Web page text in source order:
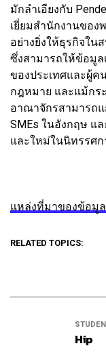
มักลำเอียงกับ
เยี่ยมสำนักงานของ
อย่างยิ่งให้ธุรกิจใ
ซึ่งสามารถให้ข้อมูล
ของประเทศและผู้ค
กฎหมาย และแม้กร
อาณาจักรสามารถแ
SMEs ในอังกฤษ แ
และใหม่ในนิทรรศก
แหล่งที่มาของข้อมูล
RELATED TOPICS:
Hip